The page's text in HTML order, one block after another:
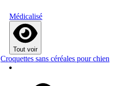
Médicalisé
Tout voir
Croquettes sans céréales pour chien